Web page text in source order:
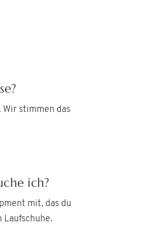
Wir stimmen das
ich?
mit, das du
Laufschuhe.